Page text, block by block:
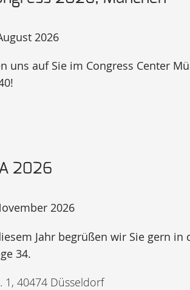
2026
uns auf Sie im Congress Center
2026
2026
Jahr begrüßen wir Sie gern in
34.
1, 40474 Düsseldorf